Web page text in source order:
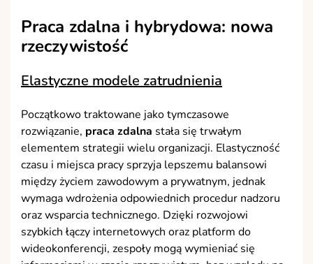
Praca zdalna i hybrydowa: nowa
rzeczywistość
Elastyczne modele zatrudnienia
Początkowo traktowane jako tymczasowe
rozwiązanie, praca zdalna stała się trwałym
elementem strategii wielu organizacji. Elastyczność
czasu i miejsca pracy sprzyja lepszemu balansowi
między życiem zawodowym a prywatnym, jednak
wymaga wdrożenia odpowiednich procedur nadzoru
oraz wsparcia technicznego. Dzięki rozwojowi
szybkich łączy internetowych oraz platform do
wideokonferencji, zespoły mogą wymieniać się